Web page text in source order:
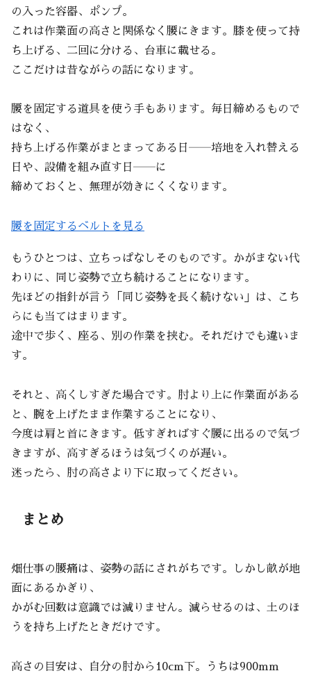
の入った容器、ポンプ。
これは作業面の高さと関係なく腰にきます。膝を使って持
ち上げる、二回に分ける、台車に載せる。
ここだけは昔ながらの話になります。
腰を固定する道具を使う手もあります。毎日締めるもので
はなく、
持ち上げる作業がまとまってある日――培地を入れ替える
日や、設備を組み直す日――に
締めておくと、無理が効きにくくなります。
腰を固定するベルトを見る
もうひとつは、立ちっぱなしそのものです。かがまない代
わりに、同じ姿勢で立ち続けることになります。
先ほどの指針が言う「同じ姿勢を長く続けない」は、こち
らにも当てはまります。
途中で歩く、座る、別の作業を挟む。それだけでも違いま
す。
それと、高くしすぎた場合です。肘より上に作業面がある
と、腕を上げたまま作業することになり、
今度は肩と首にきます。低すぎればすぐ腰に出るので気づ
きますが、高すぎるほうは気づくのが遅い。
迷ったら、肘の高さより下に取ってください。
まとめ
畑仕事の腰痛は、姿勢の話にされがちです。しかし畝が地
面にあるかぎり、
かがむ回数は意識では減りません。減らせるのは、土のほ
うを持ち上げたときだけです。
高さの目安は、自分の肘から10cm下。うちは900mm